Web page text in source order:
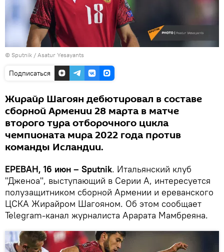
© Sputnik / Asatur Yesayants
Подписаться
Жирайр Шагоян дебютировал в составе
сборной Армении 28 марта в матче
второго тура отборочного цикла
чемпионата мира 2022 года против
команды Исландии.
ЕРЕВАН, 16 июн – Sputnik. Итальянский клуб
"Дженоа", выступающий в Серии А, интересуется
полузащитником сборной Армении и ереванского
ЦСКА Жирайром Шагояном. Об этом сообщает
Telegram-канал журналиста Арарата Мамбреяна.